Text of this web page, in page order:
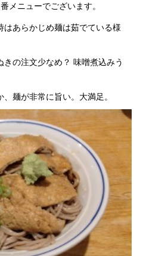
メニューでございます。
はあらかじめ麺は茹でている様
の注文少なめ？ 味噌煮込みう
麺が非常に旨い。大満足。